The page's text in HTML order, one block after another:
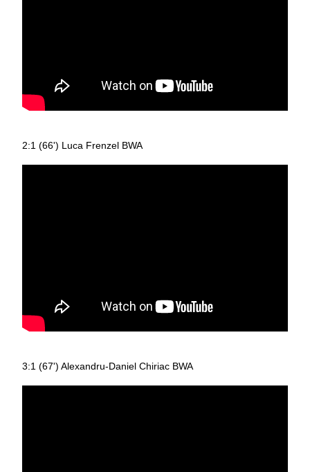
2:1 (66') Luca Frenzel BWA
3:1 (67') Alexandru-Daniel Chiriac BWA